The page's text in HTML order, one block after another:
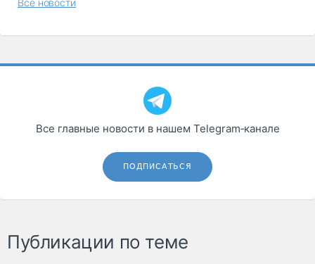
Все новости
Все главные новости в нашем Telegram‑канале
ПОДПИСАТЬСЯ
Публикации по теме